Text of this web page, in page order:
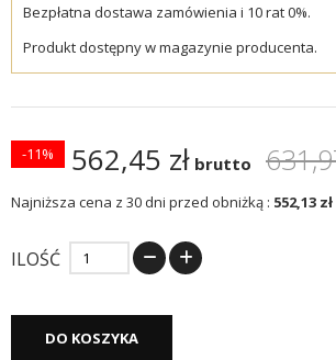
Bezpłatna dostawa zamówienia i 10 rat 0%.
Produkt dostępny w magazynie producenta.
562,45 zł brutto
-11%
Najniższa cena z 30 dni przed obniżką : 552,13 zł
ILOŚĆ
DO KOSZYKA